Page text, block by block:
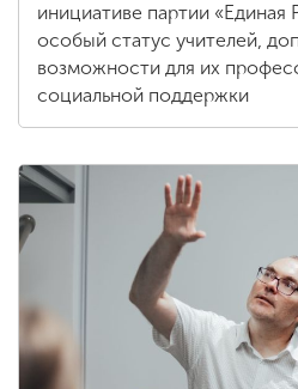
инициативе партии «Единая
особый статус учителей,
возможности для их
социальной поддержки